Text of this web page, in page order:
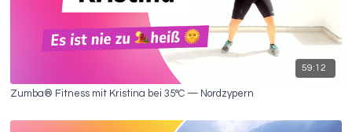
59:12
Zumba® Fitness mit Kristina bei 35°C — Nordzypern